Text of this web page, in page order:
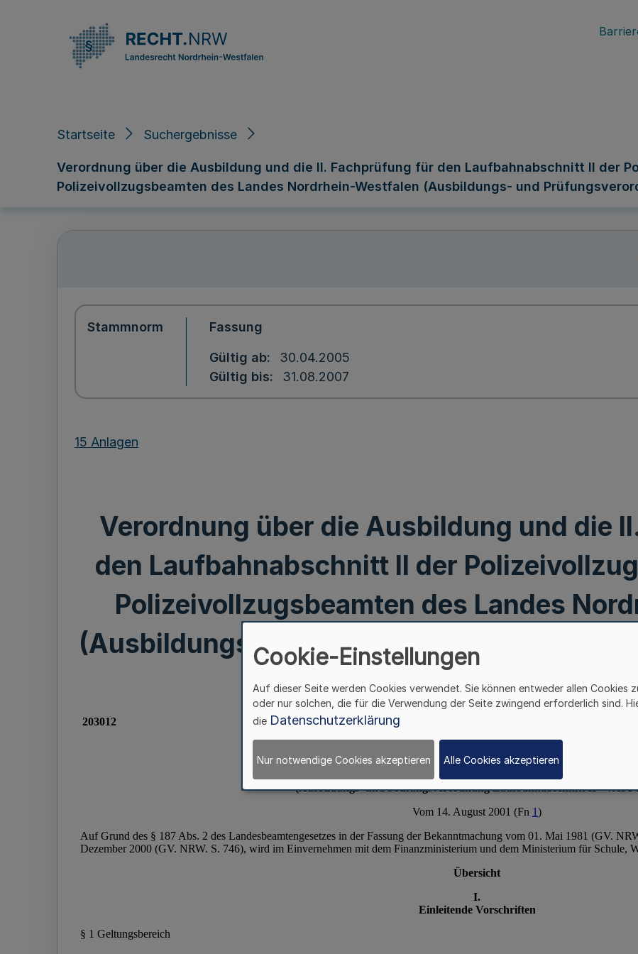
Startseite Suchergebnisse
Verordnung über die Ausbildung und die II. Fachprüfung für den Laufbahnabschnitt II der
Polizeivollzugsbeamten des Landes Nordrhein-Westfalen (Ausbildungs- und
Stammnorm Fassung
Gültig ab
30.04.2005
Gültig bis
31.08.2007
15 Anlagen
Verordnung über die Ausbildung und die
den Laufbahnabschnitt II der
Polizeivollzugsbeamten des Landes
(Ausbildungs- und Prüfungsverordnung
VAPPol II)
Cookie-Einstellungen
Auf dieser Seite werden Cookies verwendet. Sie können entweder allen Cookies
oder nur solchen, die für die Verwendung der Seite zwingend erforderlich sind.
die Datenschutzerklärung
Nur notwendige Cookies akzeptieren Alle Cookies akzeptieren